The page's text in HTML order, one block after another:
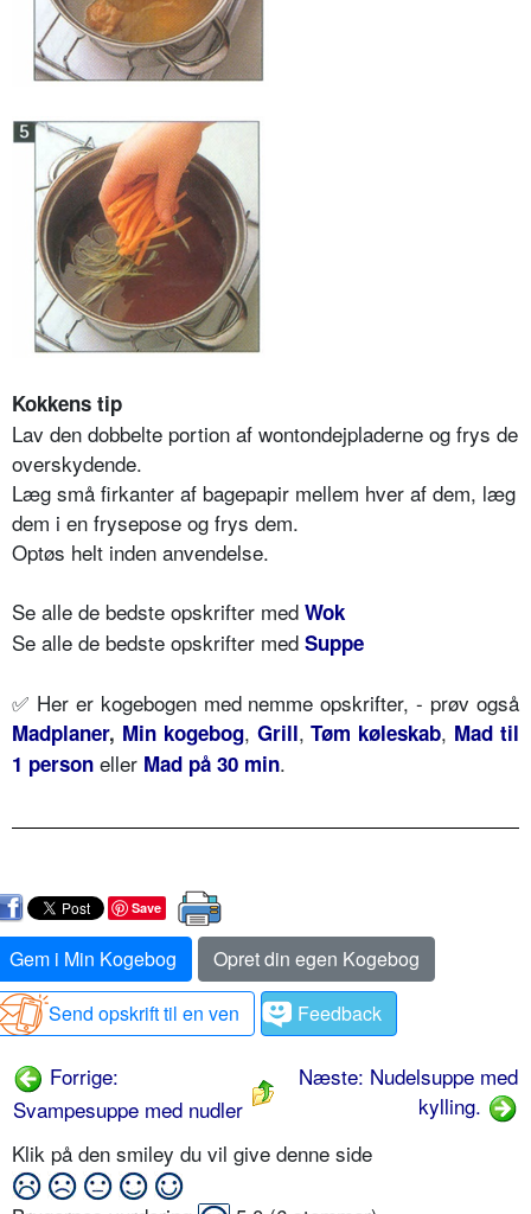
Kokkens tip
Lav den dobbelte portion af wontondejpladerne og frys de
overskydende.
Læg små firkanter af bagepapir mellem hver af dem, læg
dem i en frysepose og frys dem.
Optøs helt inden anvendelse.
Se alle de bedste opskrifter med Wok
Se alle de bedste opskrifter med Suppe
✅ Her er kogebogen med nemme opskrifter, - prøv også
Madplaner, Min kogebog, Grill,Tøm køleskab, Mad til
1 person eller Mad på 30 min.
Save
Gem i Min Kogebog
Opret din egen Kogebog
Send opskrift til en ven
Feedback
Forrige:
Svampesuppe med nudler
Næste: Nudelsuppe med
kylling.
Klik på den smiley du vil give denne side